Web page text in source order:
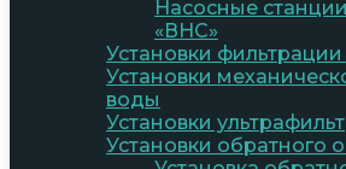
Насосные
«ВНС»
Установки
Установки
воды
Установки
Установки обратного